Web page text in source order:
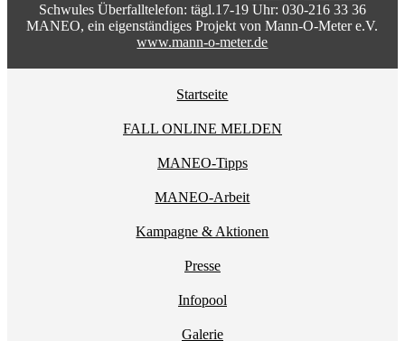
Schwules Überfalltelefon: tägl.17-19 Uhr: 030-216 33 36
MANEO, ein eigenständiges Projekt von Mann-O-Meter e.V.
www.mann-o-meter.de
Startseite
FALL ONLINE MELDEN
MANEO-Tipps
MANEO-Arbeit
Kampagne & Aktionen
Presse
Infopool
Galerie